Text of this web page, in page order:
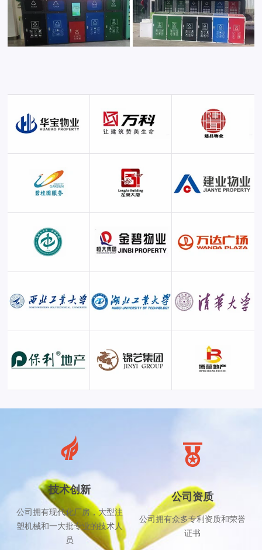
技术创新
公司拥有现代化厂房，大型注
塑机械和一大批专业的技术人
员
公司资质
公司拥有众多专利资质和荣誉
证书